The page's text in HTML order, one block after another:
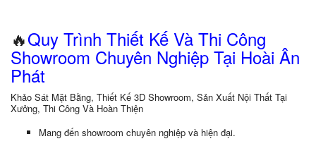
🔥Quy Trình Thiết Kế Và Thi Công
Showroom Chuyên Nghiệp Tại Hoài Ân
Phát
Khảo Sát Mặt Bằng, Thiết Kế 3D Showroom, Sản Xuất Nội Thất Tại
Xưởng, Thi Công Và Hoàn Thiện
Mang đến showroom chuyên nghiệp và hiện đại.